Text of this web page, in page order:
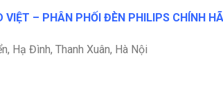
VIỆT – PHÂN PHỐI ĐÈN PHILIPS CHÍNH
Hạ Đình, Thanh Xuân, Hà Nội